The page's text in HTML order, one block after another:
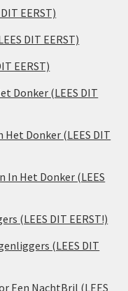
EERST)
DIT EERST)
EERST)
Donker (LEES DIT
Donker (LEES DIT
In Het Donker (LEES
(LEES DIT EERST!)
(LEES DIT
Een NachtBril (LEES